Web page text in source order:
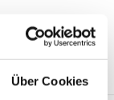
Über Cookies